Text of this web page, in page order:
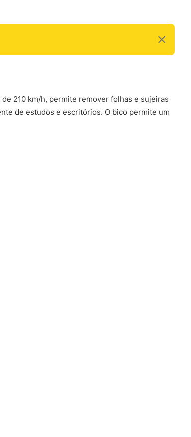
210 km/h, permite remover folhas e sujeiras
de estudos e escritórios. O bico permite um